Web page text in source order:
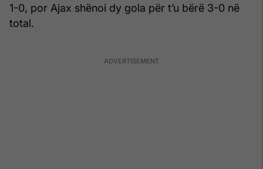
1-0, por Ajax shënoi dy gola për t’u bërë 3-0 në
total.